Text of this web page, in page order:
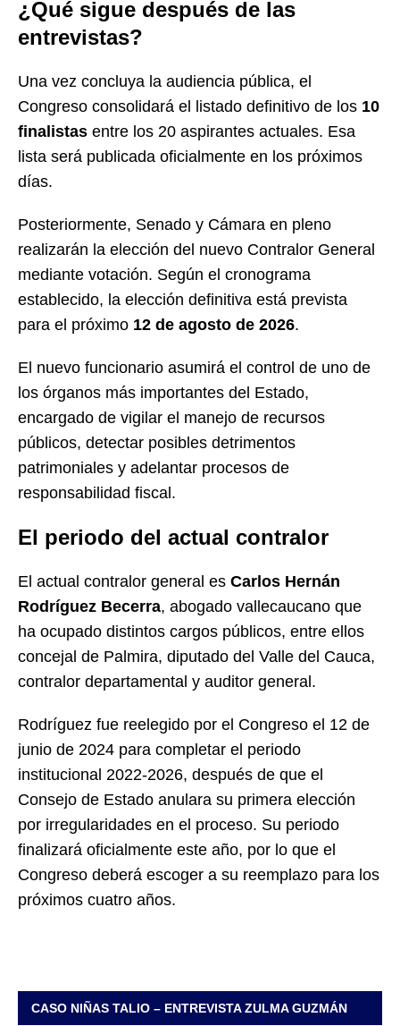
¿Qué sigue después de las
entrevistas?
Una vez concluya la audiencia pública, el
Congreso consolidará el listado definitivo de los 10
finalistas entre los 20 aspirantes actuales. Esa
lista será publicada oficialmente en los próximos
días.
Posteriormente, Senado y Cámara en pleno
realizarán la elección del nuevo Contralor General
mediante votación. Según el cronograma
establecido, la elección definitiva está prevista
para el próximo 12 de agosto de 2026.
El nuevo funcionario asumirá el control de uno de
los órganos más importantes del Estado,
encargado de vigilar el manejo de recursos
públicos, detectar posibles detrimentos
patrimoniales y adelantar procesos de
responsabilidad fiscal.
El periodo del actual contralor
El actual contralor general es Carlos Hernán
Rodríguez Becerra, abogado vallecaucano que
ha ocupado distintos cargos públicos, entre ellos
concejal de Palmira, diputado del Valle del Cauca,
contralor departamental y auditor general.
Rodríguez fue reelegido por el Congreso el 12 de
junio de 2024 para completar el periodo
institucional 2022-2026, después de que el
Consejo de Estado anulara su primera elección
por irregularidades en el proceso. Su periodo
finalizará oficialmente este año, por lo que el
Congreso deberá escoger a su reemplazo para los
próximos cuatro años.
CASO NIÑAS TALIO – ENTREVISTA ZULMA GUZMÁN